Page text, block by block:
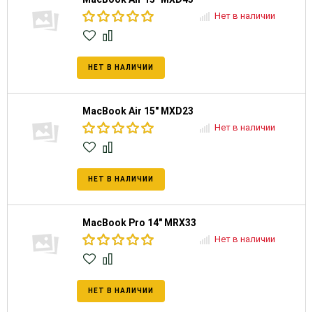
Нет в наличии
НЕТ В НАЛИЧИИ
MacBook Air 15" MXD23
Нет в наличии
НЕТ В НАЛИЧИИ
MacBook Pro 14" MRX33
Нет в наличии
НЕТ В НАЛИЧИИ